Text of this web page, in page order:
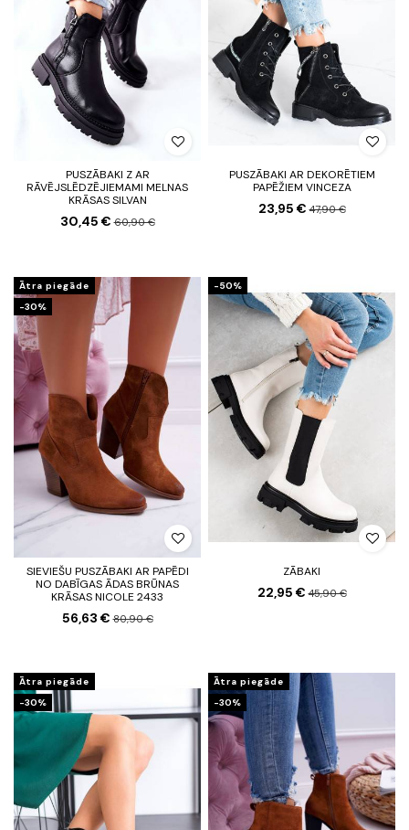
PUSZĀBAKI Z AR
RĀVĒJSLĒDZĒJIEMAMI MELNAS
KRĀSAS SILVAN
30,45 €60,90 €
PUSZĀBAKI AR DEKORĒTIEM
PAPĒŽIEM VINCEZA
23,95 €47,90 €
Ātra piegāde
-30%
SIEVIEŠU PUSZĀBAKI AR PAPĒDI
NO DABĪGAS ĀDAS BRŪNAS
KRĀSAS NICOLE 2433
56,63 €80,90 €
-50%
ZĀBAKI
22,95 €45,90 €
Ātra piegāde
-30%
Ātra piegāde
-30%